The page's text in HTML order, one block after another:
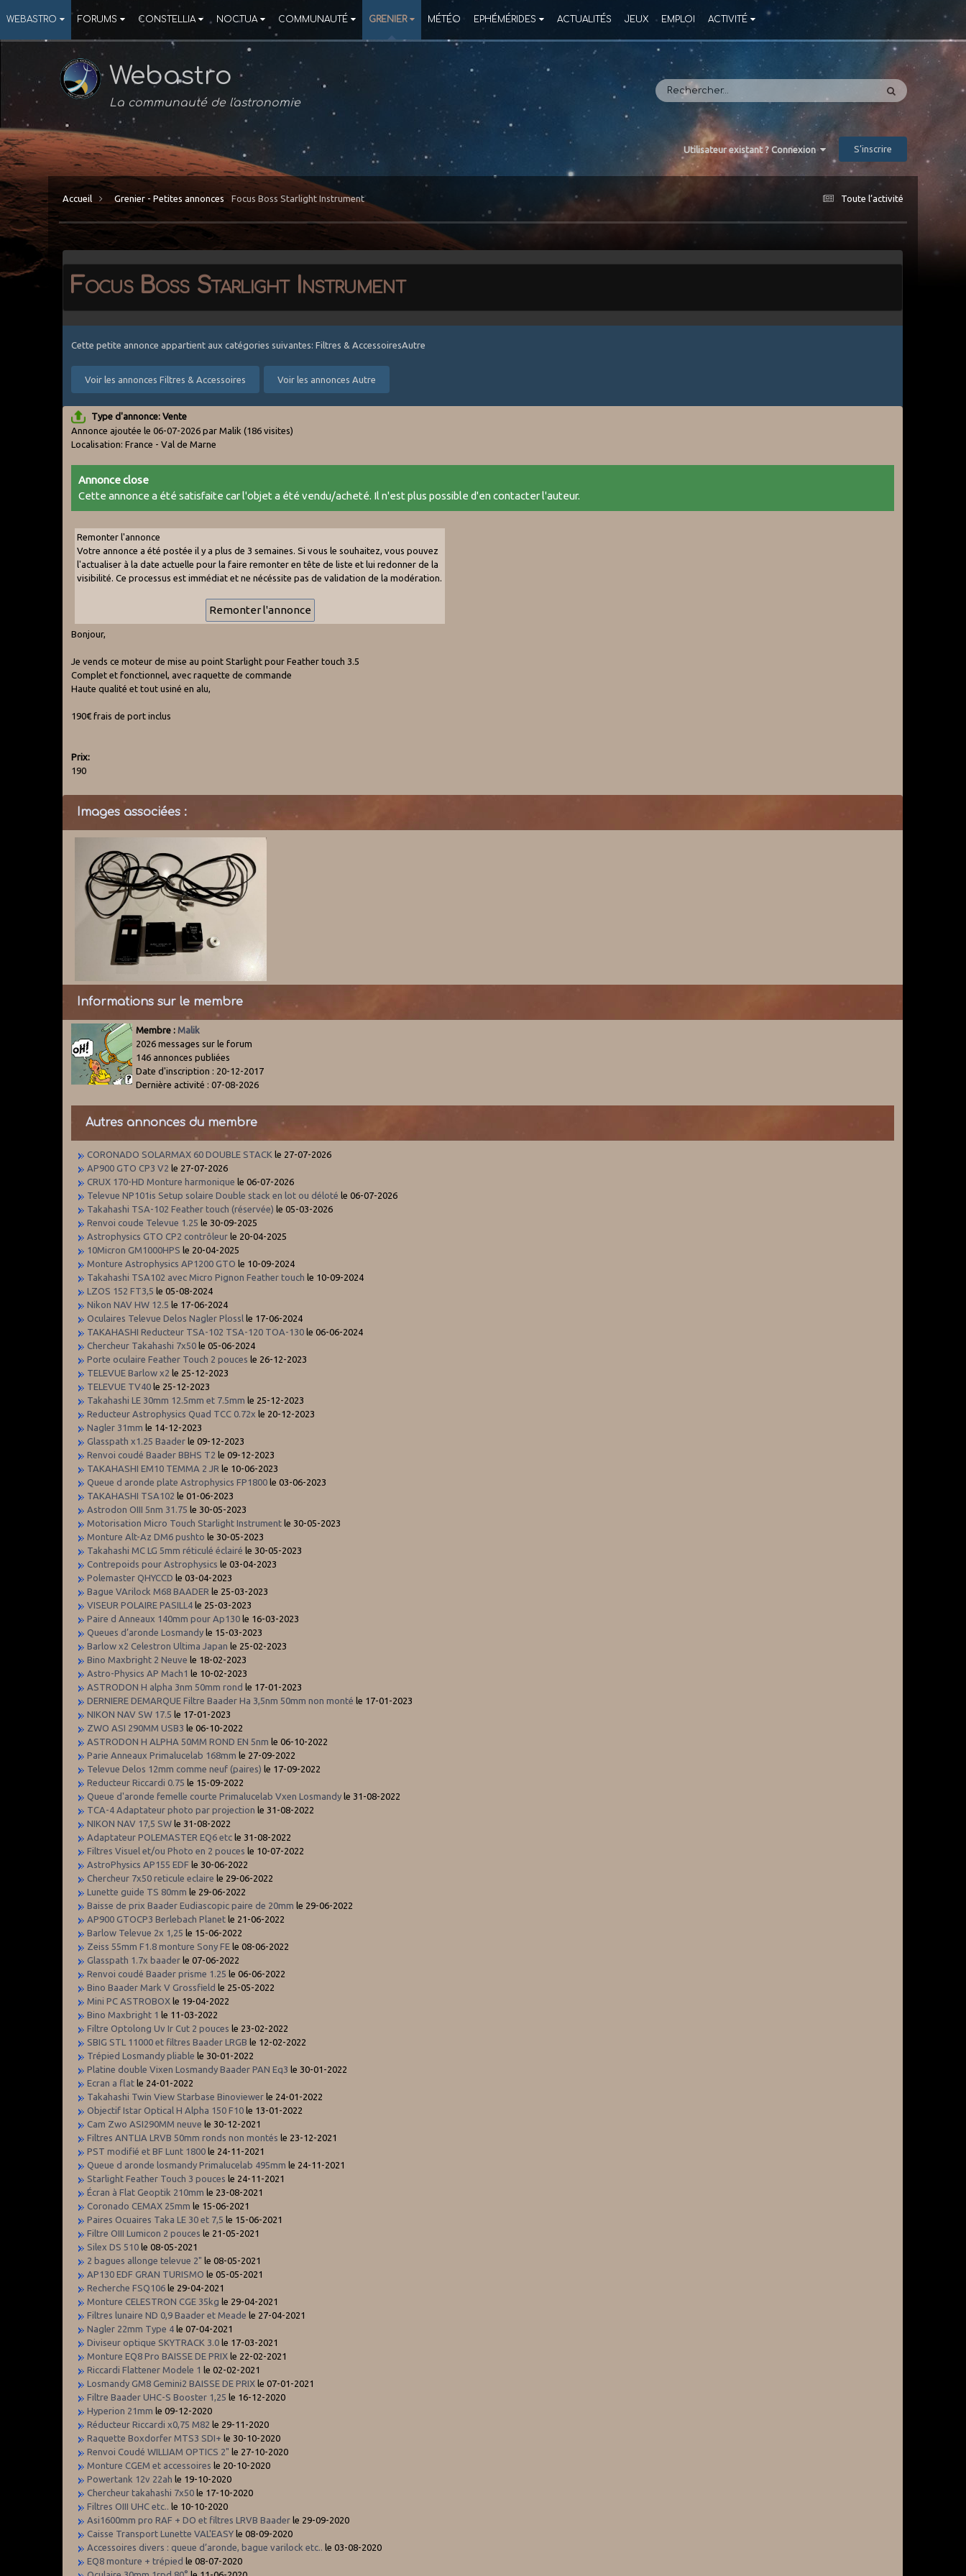
WEBASTRO FORUMS CONSTELLIA NOCTUA COMMUNAUTÉ GRENIER MÉTÉO EPHÉMÉRIDES ACTUALITÉS JEUX EMPLOI ACTIVITÉ
Webastro
La communauté de l'astronomie
Utilisateur existant ? Connexion S’inscrire
Toute l’activité
Accueil Grenier - Petites annonces Focus Boss Starlight Instrument
Focus Boss Starlight Instrument
Cette petite annonce appartient aux catégories suivantes: Filtres & AccessoiresAutre
Voir les annonces Filtres & Accessoires Voir les annonces Autre
Type d'annonce: Vente
Annonce ajoutée le 06-07-2026 par Malik(186 visites)
Localisation: France - Val de Marne
Annonce close
Cette annonce a été satisfaite car l'objet a été vendu/acheté. Il n'est plus possible d'en contacter l'auteur.
Remonter l'annonce
Votre annonce a été postée il y a plus de 3 semaines. Si vous le souhaitez, vous pouvez
l'actualiser à la date actuelle pour la faire remonter en tête de liste et lui redonner de la
visibilité. Ce processus est immédiat et ne nécéssite pas de validation de la modération.
Bonjour,
Je vends ce moteur de mise au point Starlight pour Feather touch 3.5
Complet et fonctionnel, avec raquette de commande
Haute qualité et tout usiné en alu,
190€ frais de port inclus
Prix:
190
Images associées :
Informations sur le membre
Membre :Malik
2026 messages sur le forum
146 annonces publiées
Date d'inscription : 20-12-2017
Dernière activité : 07-08-2026
Autres annonces du membre
CORONADO SOLARMAX 60 DOUBLE STACK le 27-07-2026
AP900 GTO CP3 V2 le 27-07-2026
CRUX 170-HD Monture harmonique le 06-07-2026
Televue NP101is Setup solaire Double stack en lot ou déloté le 06-07-2026
Takahashi TSA-102 Feather touch (réservée) le 05-03-2026
Renvoi coude Televue 1.25 le 30-09-2025
Astrophysics GTO CP2 contrôleur le 20-04-2025
10Micron GM1000HPS le 20-04-2025
Monture Astrophysics AP1200 GTO le 10-09-2024
Takahashi TSA102 avec Micro Pignon Feather touch le 10-09-2024
LZOS 152 FT3,5 le 05-08-2024
Nikon NAV HW 12.5 le 17-06-2024
Oculaires Televue Delos Nagler Plossl le 17-06-2024
TAKAHASHI Reducteur TSA-102 TSA-120 TOA-130 le 06-06-2024
Chercheur Takahashi 7x50 le 05-06-2024
Porte oculaire Feather Touch 2 pouces le 26-12-2023
TELEVUE Barlow x2 le 25-12-2023
TELEVUE TV40 le 25-12-2023
Takahashi LE 30mm 12.5mm et 7.5mm le 25-12-2023
Reducteur Astrophysics Quad TCC 0.72x le 20-12-2023
Nagler 31mm le 14-12-2023
Glasspath x1.25 Baader le 09-12-2023
Renvoi coudé Baader BBHS T2 le 09-12-2023
TAKAHASHI EM10 TEMMA 2 JR le 10-06-2023
Queue d aronde plate Astrophysics FP1800 le 03-06-2023
TAKAHASHI TSA102 le 01-06-2023
Astrodon OIII 5nm 31.75 le 30-05-2023
Motorisation Micro Touch Starlight Instrument le 30-05-2023
Monture Alt-Az DM6 pushto le 30-05-2023
Takahashi MC LG 5mm réticulé éclairé le 30-05-2023
Contrepoids pour Astrophysics le 03-04-2023
Polemaster QHYCCD le 03-04-2023
Bague VArilock M68 BAADER le 25-03-2023
VISEUR POLAIRE PASILL4 le 25-03-2023
Paire d Anneaux 140mm pour Ap130 le 16-03-2023
Queues d’aronde Losmandy le 15-03-2023
Barlow x2 Celestron Ultima Japan le 25-02-2023
Bino Maxbright 2 Neuve le 18-02-2023
Astro-Physics AP Mach1 le 10-02-2023
ASTRODON H alpha 3nm 50mm rond le 17-01-2023
DERNIERE DEMARQUE Filtre Baader Ha 3,5nm 50mm non monté le 17-01-2023
NIKON NAV SW 17.5 le 17-01-2023
ZWO ASI 290MM USB3 le 06-10-2022
ASTRODON H ALPHA 50MM ROND EN 5nm le 06-10-2022
Parie Anneaux Primalucelab 168mm le 27-09-2022
Televue Delos 12mm comme neuf (paires) le 17-09-2022
Reducteur Riccardi 0.75 le 15-09-2022
Queue d'aronde femelle courte Primalucelab Vxen Losmandy le 31-08-2022
TCA-4 Adaptateur photo par projection le 31-08-2022
NIKON NAV 17,5 SW le 31-08-2022
Adaptateur POLEMASTER EQ6 etc le 31-08-2022
Filtres Visuel et/ou Photo en 2 pouces le 10-07-2022
AstroPhysics AP155 EDF le 30-06-2022
Chercheur 7x50 reticule eclaire le 29-06-2022
Lunette guide TS 80mm le 29-06-2022
Baisse de prix Baader Eudiascopic paire de 20mm le 29-06-2022
AP900 GTOCP3 Berlebach Planet le 21-06-2022
Barlow Televue 2x 1,25 le 15-06-2022
Zeiss 55mm F1.8 monture Sony FE le 08-06-2022
Glasspath 1.7x baader le 07-06-2022
Renvoi coudé Baader prisme 1.25 le 06-06-2022
Bino Baader Mark V Grossfield le 25-05-2022
Mini PC ASTROBOX le 19-04-2022
Bino Maxbright 1 le 11-03-2022
Filtre Optolong Uv Ir Cut 2 pouces le 23-02-2022
SBIG STL 11000 et filtres Baader LRGB le 12-02-2022
Trépied Losmandy pliable le 30-01-2022
Platine double Vixen Losmandy Baader PAN Eq3 le 30-01-2022
Ecran a flat le 24-01-2022
Takahashi Twin View Starbase Binoviewer le 24-01-2022
Objectif Istar Optical H Alpha 150 F10 le 13-01-2022
Cam Zwo ASI290MM neuve le 30-12-2021
Filtres ANTLIA LRVB 50mm ronds non montés le 23-12-2021
PST modifié et BF Lunt 1800 le 24-11-2021
Queue d aronde losmandy Primalucelab 495mm le 24-11-2021
Starlight Feather Touch 3 pouces le 24-11-2021
Écran à Flat Geoptik 210mm le 23-08-2021
Coronado CEMAX 25mm le 15-06-2021
Paires Ocuaires Taka LE 30 et 7,5 le 15-06-2021
Filtre OIII Lumicon 2 pouces le 21-05-2021
Silex DS 510 le 08-05-2021
2 bagues allonge televue 2" le 08-05-2021
AP130 EDF GRAN TURISMO le 05-05-2021
Recherche FSQ106 le 29-04-2021
Monture CELESTRON CGE 35kg le 29-04-2021
Filtres lunaire ND 0,9 Baader et Meade le 27-04-2021
Nagler 22mm Type 4 le 07-04-2021
Diviseur optique SKYTRACK 3.0 le 17-03-2021
Monture EQ8 Pro BAISSE DE PRIX le 22-02-2021
Riccardi Flattener Modele 1 le 02-02-2021
Losmandy GM8 Gemini2 BAISSE DE PRIX le 07-01-2021
Filtre Baader UHC-S Booster 1,25 le 16-12-2020
Hyperion 21mm le 09-12-2020
Réducteur Riccardi x0,75 M82 le 29-11-2020
Raquette Boxdorfer MTS3 SDI+ le 30-10-2020
Renvoi Coudé WILLIAM OPTICS 2" le 27-10-2020
Monture CGEM et accessoires le 20-10-2020
Powertank 12v 22ah le 19-10-2020
Chercheur takahashi 7x50 le 17-10-2020
Filtres OIII UHC etc.. le 10-10-2020
Asi1600mm pro RAF + DO et filtres LRVB Baader le 29-09-2020
Caisse Transport Lunette VAL'EASY le 08-09-2020
Accessoires divers : queue d’aronde, bague varilock etc.. le 03-08-2020
EQ8 monture + trépied le 08-07-2020